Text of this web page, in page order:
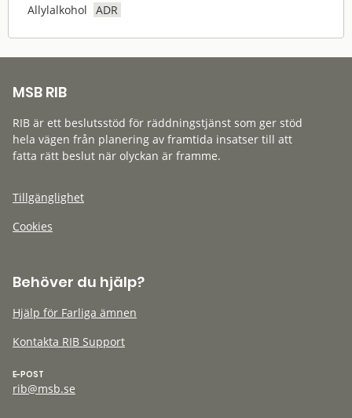
Allylalkohol
ADR
MSB RIB
RIB är ett beslutsstöd för räddningstjänst som ger stöd
hela vägen från planering av framtida insatser till att
fatta rätt beslut när olyckan är framme.
Tillgänglighet
Cookies
Behöver du hjälp?
Hjälp för Farliga ämnen
Kontakta RIB Support
E-POST
rib@msb.se